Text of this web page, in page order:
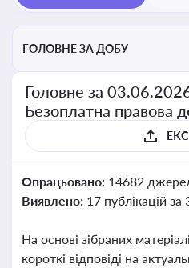
ГОЛОВНЕ ЗА ДОБУ
Головне за
Безоплатна правова
Опрацьовано: 14682
Виявлено: 17 публікацій за
На основі зібраних
короткі відповіді на